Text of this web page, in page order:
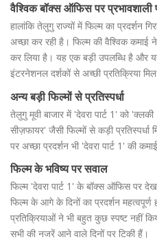
वैश्विक बॉक्स ऑफिस पर प्रभावशाली
हालांकि तेलुगु राज्यों में फिल्म का प्रदर्शन
अच्छा कर रही है। फिल्म की वैश्विक कमाई
कर लिया है। यह एक बड़ी उपलब्धि है और यह
इंटरनेशनल दर्शकों से अच्छी प्रतिक्रिया मिल
अन्य बड़ी फिल्मों से प्रतिस्पर्धा
तेलुगु मूवी बाजार में 'देवरा पार्ट 1' को
सीज़फायर' जैसी फिल्मों से कड़ी
पर अच्छा प्रदर्शन भी 'देवरा पार्ट 1' की
फिल्म के भविष्य पर सवाल
फिल्म 'देवरा पार्ट 1' के बॉक्स ऑफिस पर
फिल्म के आगे के दिनों का प्रदर्शन महत्वपूर्ण
प्रतिक्रियाओं ने भी बहुत कुछ स्पष्ट नहीं
सभी की नजरें आने वाले दिनों पर टिकी हैं।